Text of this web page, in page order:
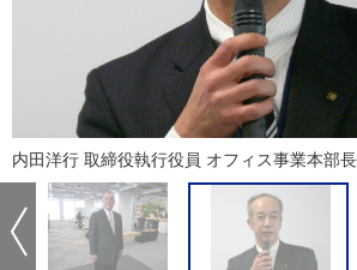
内田洋行 取締役執行役員 オフィス事業本部